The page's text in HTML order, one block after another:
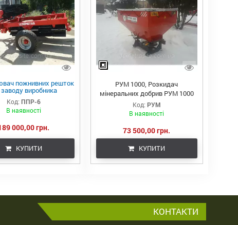
пожнивних решток
заводу виробника
з різними видами
катків
Код: ППР-6
В наявності
000,00 грн.
КУПИТИ
РУМ 1000, Розкидач
мінеральних добрив РУМ 1000
Код: РУМ
В наявності
73 500,00 грн.
КУПИТИ
КОНТАКТИ